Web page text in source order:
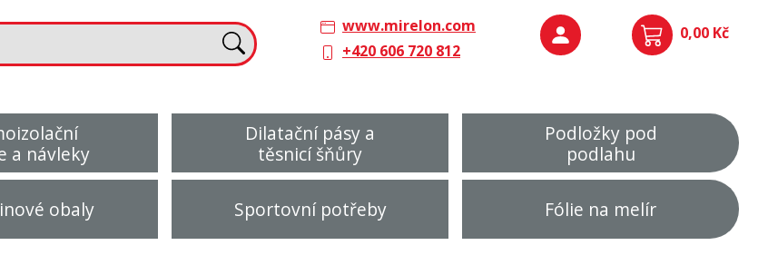
www.mirelon.com
+420 606 720 812
0,00 Kč
a návleky
Dilatační pásy a
těsnicí šňůry
Podložky pod
podlahu
obaly Sportovní potřeby Fólie na melír